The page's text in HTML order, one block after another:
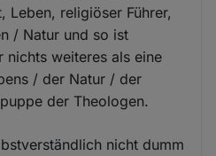
Leben, religiöser Führer,
/ Natur und so ist
nichts weiteres als eine
/ der Natur / der
der Theologen.
nicht dumm